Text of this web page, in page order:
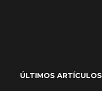
ÚLTIMOS ARTÍCULOS